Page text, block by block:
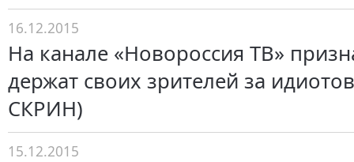
16.12.2015
На канале «Новороссия ТВ»
держат своих зрителей за
СКРИН)
15.12.2015